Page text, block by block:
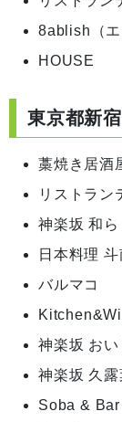
8ablish（
HOUSE
東京都新
藁焼き居酒
リストラン
神楽坂 和ら
日本料理 斗
バルマコ
神楽坂 お
神楽坂 久露
Soba & Bar